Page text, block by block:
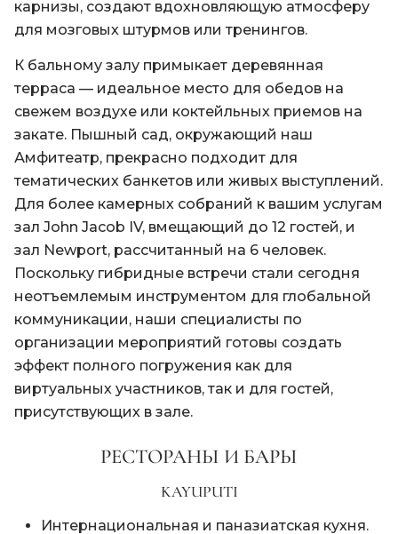
карнизы, создают вдохновляющую атмосферу
для мозговых штурмов или тренингов.
К бальному залу примыкает деревянная
терраса — идеальное место для обедов на
свежем воздухе или коктейльных приемов на
закате. Пышный сад, окружающий наш
Амфитеатр, прекрасно подходит для
тематических банкетов или живых выступлений.
Для более камерных собраний к вашим услугам
зал John Jacob IV, вмещающий до 12 гостей, и
зал Newport, рассчитанный на 6 человек.
Поскольку гибридные встречи стали сегодня
неотъемлемым инструментом для глобальной
коммуникации, наши специалисты по
организации мероприятий готовы создать
эффект полного погружения как для
виртуальных участников, так и для гостей,
присутствующих в зале.
РЕСТОРАНЫ И БАРЫ
KAYUPUTI
Интернациональная и паназиатская кухня.